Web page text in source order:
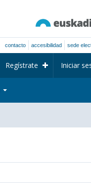
contacto accesibilidad sede
Regístrate Iniciar